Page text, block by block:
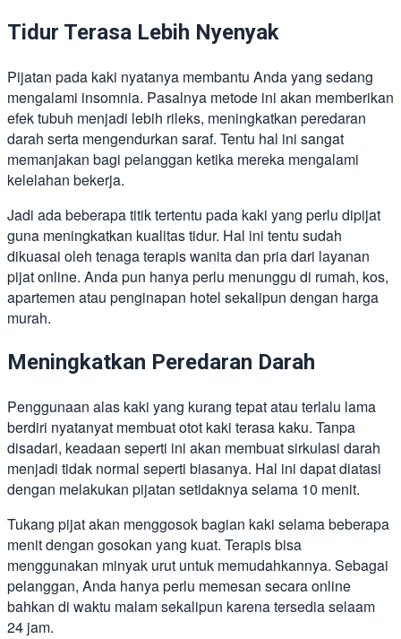
Tidur Terasa Lebih Nyenyak
Pijatan pada kaki nyatanya membantu Anda yang sedang
mengalami insomnia. Pasalnya metode ini akan memberikan
efek tubuh menjadi lebih rileks, meningkatkan peredaran
darah serta mengendurkan saraf. Tentu hal ini sangat
memanjakan bagi pelanggan ketika mereka mengalami
kelelahan bekerja.
Jadi ada beberapa titik tertentu pada kaki yang perlu dipijat
guna meningkatkan kualitas tidur. Hal ini tentu sudah
dikuasai oleh tenaga terapis wanita dan pria dari layanan
pijat online. Anda pun hanya perlu menunggu di rumah, kos,
apartemen atau penginapan hotel sekalipun dengan harga
murah.
Meningkatkan Peredaran Darah
Penggunaan alas kaki yang kurang tepat atau terlalu lama
berdiri nyatanyat membuat otot kaki terasa kaku. Tanpa
disadari, keadaan seperti ini akan membuat sirkulasi darah
menjadi tidak normal seperti biasanya. Hal ini dapat diatasi
dengan melakukan pijatan setidaknya selama 10 menit.
Tukang pijat akan menggosok bagian kaki selama beberapa
menit dengan gosokan yang kuat. Terapis bisa
menggunakan minyak urut untuk memudahkannya. Sebagai
pelanggan, Anda hanya perlu memesan secara online
bahkan di waktu malam sekalipun karena tersedia selaam
24 jam.